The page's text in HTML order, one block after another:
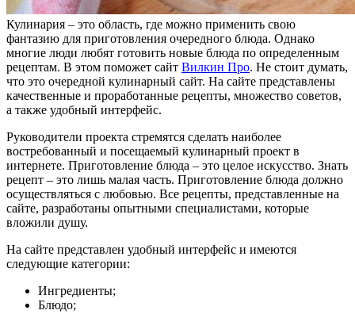
Кулинария – это область, где можно применить свою
фантазию для приготовления очередного блюда. Однако
многие люди любят готовить новые блюда по определенным
рецептам. В этом поможет сайт Вилкин Про. Не стоит думать,
что это очередной кулинарный сайт. На сайте представлены
качественные и проработанные рецепты, множество советов,
а также удобный интерфейс.
Руководители проекта стремятся сделать наиболее
востребованный и посещаемый кулинарный проект в
интернете. Приготовление блюда – это целое искусство. Знать
рецепт – это лишь малая часть. Приготовление блюда должно
осуществляться с любовью. Все рецепты, представленные на
сайте, разработаны опытными специалистами, которые
вложили душу.
На сайте представлен удобный интерфейс и имеются
следующие категории:
Ингредиенты;
Блюдо;